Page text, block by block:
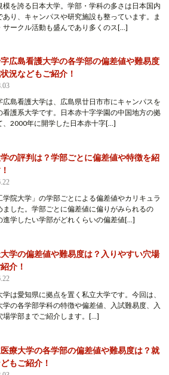
模を誇る日本大学。学部・学科の多さは日本国内
あり、キャンパスや研究施設も整っています。ま
サークル活動も盛んであり多くのス[…]
広島看護大学の各学部の偏差値や難易度
況などもご紹介！
広島看護大学は、広島県廿日市市にキャンパスを
看護系大学です。日本赤十字学園の中国地方の拠
、2000年に開学した日本赤十字[…]
の評判は？学部ごとに偏差値や特徴を紹
学院大学」の学部ごとによる偏差値やカリキュラ
ました。学部ごとに偏差値に偏りがみられるの
進学したい学部がどれくらいの偏差値[…]
学の偏差値や難易度は？入りやすい穴場
介！
学は愛知県に拠点を置く私立大学です。今回は、
学の各学部学科の特徴や偏差値、入試難易度、入
場学部までご紹介します。[…]
療大学の各学部の偏差値や難易度は？就
もご紹介！